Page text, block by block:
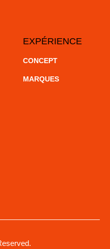
EXPÉRIENCE
CONCEPT
MARQUES